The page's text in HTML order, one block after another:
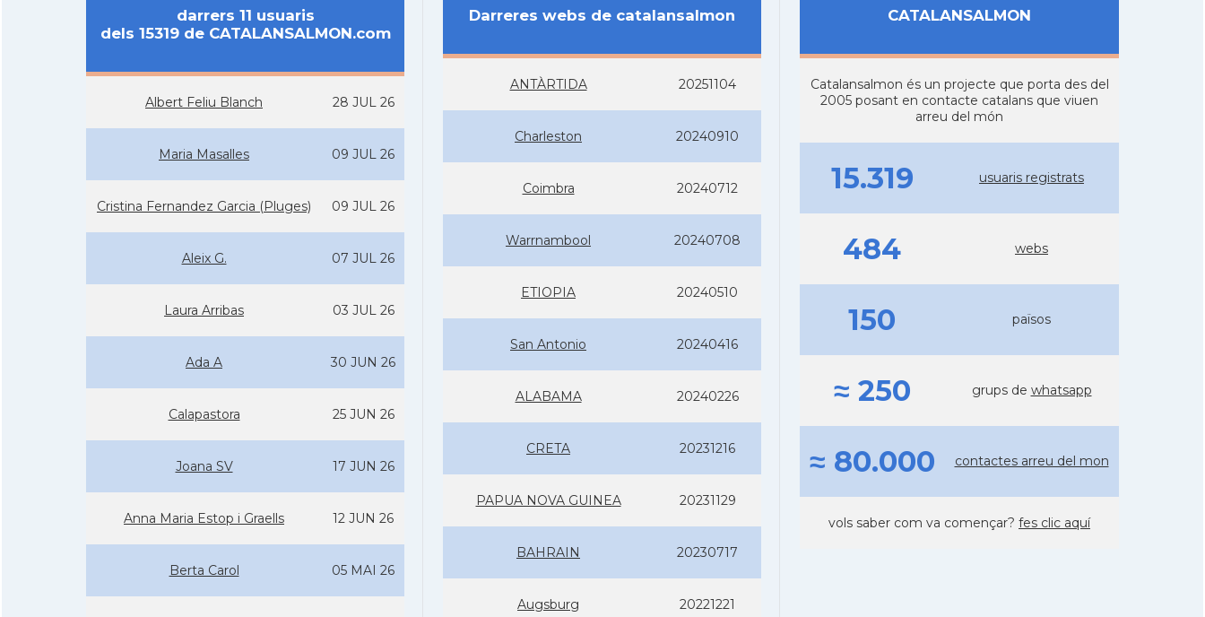
darrers 11 usuaris
dels 15319 de CATALANSALMON.com
Albert Feliu Blanch 28 JUL 26
Maria Masalles 09 JUL 26
Cristina Fernandez Garcia (Pluges) 09 JUL 26
Aleix G. 07 JUL 26
Laura Arribas 03 JUL 26
Ada A 30 JUN 26
Calapastora 25 JUN 26
Joana SV 17 JUN 26
Anna Maria Estop i Graells 12 JUN 26
Berta Carol 05 MAI 26
Darreres webs de catalansalmon
ANTÀRTIDA 20251104
Charleston 20240910
Coimbra 20240712
Warrnambool 20240708
ETIOPIA 20240510
San Antonio 20240416
ALABAMA 20240226
CRETA 20231216
PAPUA NOVA GUINEA 20231129
BAHRAIN 20230717
Augsburg 20221221
CATALANSALMON
Catalansalmon és un projecte que porta des del
2005 posant en contacte catalans que viuen
arreu del món
15.319 usuaris registrats
484 webs
150 països
≈ 250 grups de whatsapp
≈ 80.000 contactes arreu del mon
vols saber com va començar? fes clic aquí